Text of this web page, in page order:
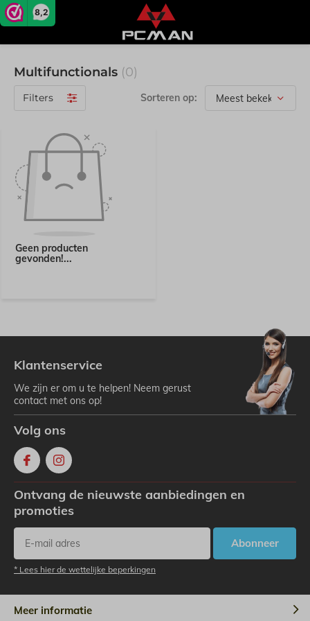
8,2
Multifunctionals (0)
Filters Sorteren op:
Geen producten
gevonden!...
Klantenservice
We zijn er om u te helpen! Neem gerust
contact met ons op!
Volg ons
Ontvang de nieuwste aanbiedingen en
promoties
Abonneer
* Lees hier de wettelijke beperkingen
Meer informatie